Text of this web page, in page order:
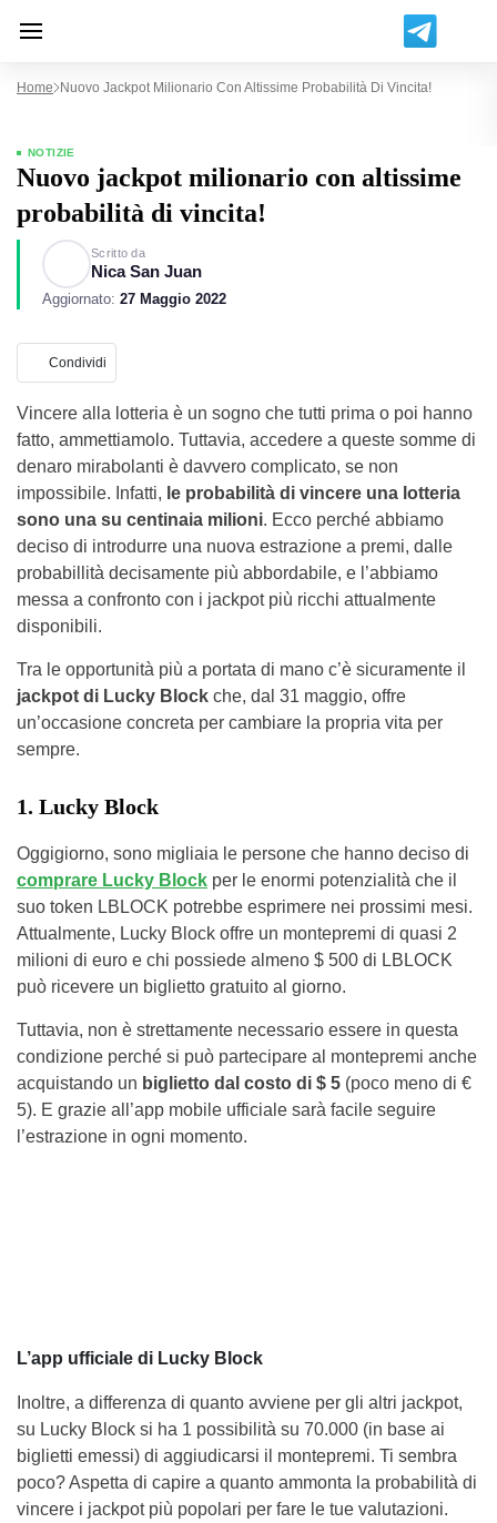
Home Nuovo Jackpot Milionario Con Altissime Probabilità Di Vincita!
NOTIZIE
Nuovo jackpot milionario con altissime
probabilità di vincita!
Scritto da
Nica San Juan
Aggiornato: 27 Maggio 2022
Condividi
Vincere alla lotteria è un sogno che tutti prima o poi hanno
fatto, ammettiamolo. Tuttavia, accedere a queste somme di
denaro mirabolanti è davvero complicato, se non
impossibile. Infatti, le probabilità di vincere una lotteria
sono una su centinaia milioni. Ecco perché abbiamo
deciso di introdurre una nuova estrazione a premi, dalle
probabillità decisamente più abbordabile, e l’abbiamo
messa a confronto con i jackpot più ricchi attualmente
disponibili.
Tra le opportunità più a portata di mano c’è sicuramente il
jackpot di Lucky Block che, dal 31 maggio, offre
un’occasione concreta per cambiare la propria vita per
sempre.
1. Lucky Block
Oggigiorno, sono migliaia le persone che hanno deciso di
comprare Lucky Block per le enormi potenzialità che il
suo token LBLOCK potrebbe esprimere nei prossimi mesi.
Attualmente, Lucky Block offre un montepremi di quasi 2
milioni di euro e chi possiede almeno $ 500 di LBLOCK
può ricevere un biglietto gratuito al giorno.
Tuttavia, non è strettamente necessario essere in questa
condizione perché si può partecipare al montepremi anche
acquistando un biglietto dal costo di $ 5 (poco meno di €
5). E grazie all’app mobile ufficiale sarà facile seguire
l’estrazione in ogni momento.
L’app ufficiale di Lucky Block
Inoltre, a differenza di quanto avviene per gli altri jackpot,
su Lucky Block si ha 1 possibilità su 70.000 (in base ai
biglietti emessi) di aggiudicarsi il montepremi. Ti sembra
poco? Aspetta di capire a quanto ammonta la probabilità di
vincere i jackpot più popolari per fare le tue valutazioni.